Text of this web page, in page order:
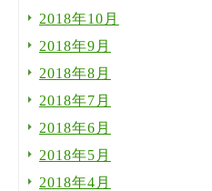
2018年10月
2018年9月
2018年8月
2018年7月
2018年6月
2018年5月
2018年4月